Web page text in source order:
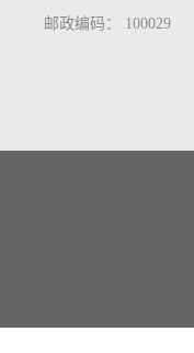
邮政编码： 100029